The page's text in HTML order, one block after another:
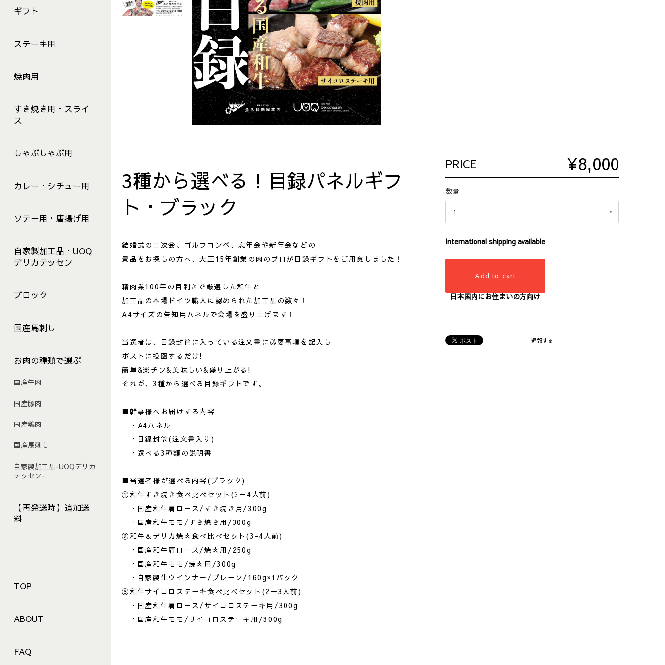
TOP
ABOUT
FAQ
ギフト
ステーキ用
焼肉用
すき焼き用・スライ
ス
しゃぶしゃぶ用
カレー・シチュー用
ソテー用・唐揚げ用
自家製加工品・UOQ
デリカテッセン
ブロック
国産馬刺し
お肉の種類で選ぶ
国産牛肉
国産豚肉
国産鶏肉
国産馬刺し
自家製加工品-UOQデリカ
テッセン-
【再発送時】追加送
料
3種から選べる！目録パネルギフ
ト・ブラック
結婚式の二次会、ゴルフコンペ、忘年会や新年会などの
景品をお探しの方へ、大正15年創業の肉のプロが目録ギフトをご用意しました！
精肉業100年の目利きで厳選した和牛と
加工品の本場ドイツ職人に認められた加工品の数々！
A4サイズの告知用パネルで会場を盛り上げます！
当選者は、目録封筒に入っている注文書に必要事項を記入し
ポストに投函するだけ!
簡単&楽チン&美味しい&盛り上がる!
それが、3種から選べる目録ギフトです。
■幹事様へお届けする内容
・A4パネル
・目録封筒(注文書入り)
・選べる3種類の説明書
■当選者様が選べる内容(ブラック)
①和牛すき焼き食べ比べセット(3－4人前)
・国産和牛肩ロース/すき焼き用/300g
・国産和牛モモ/すき焼き用/300g
②和牛＆デリカ焼肉食べ比べセット(3-4人前)
・国産和牛肩ロース/焼肉用/250g
・国産和牛モモ/焼肉用/300g
・自家製生ウインナー/プレーン/160g×1パック
③和牛サイコロステーキ食べ比べセット(2－3人前)
・国産和牛肩ロース/サイコロステーキ用/300g
・国産和牛モモ/サイコロステーキ用/300g
PRICE ¥8,000
数量
International shipping available
Add to cart
日本国内にお住まいの方向け
通報する